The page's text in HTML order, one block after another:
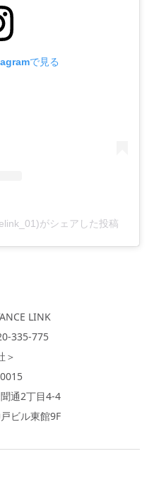
で見る
がシェアした投稿
LINK
335-775
＞
通2丁目4-4
ビル東館9F